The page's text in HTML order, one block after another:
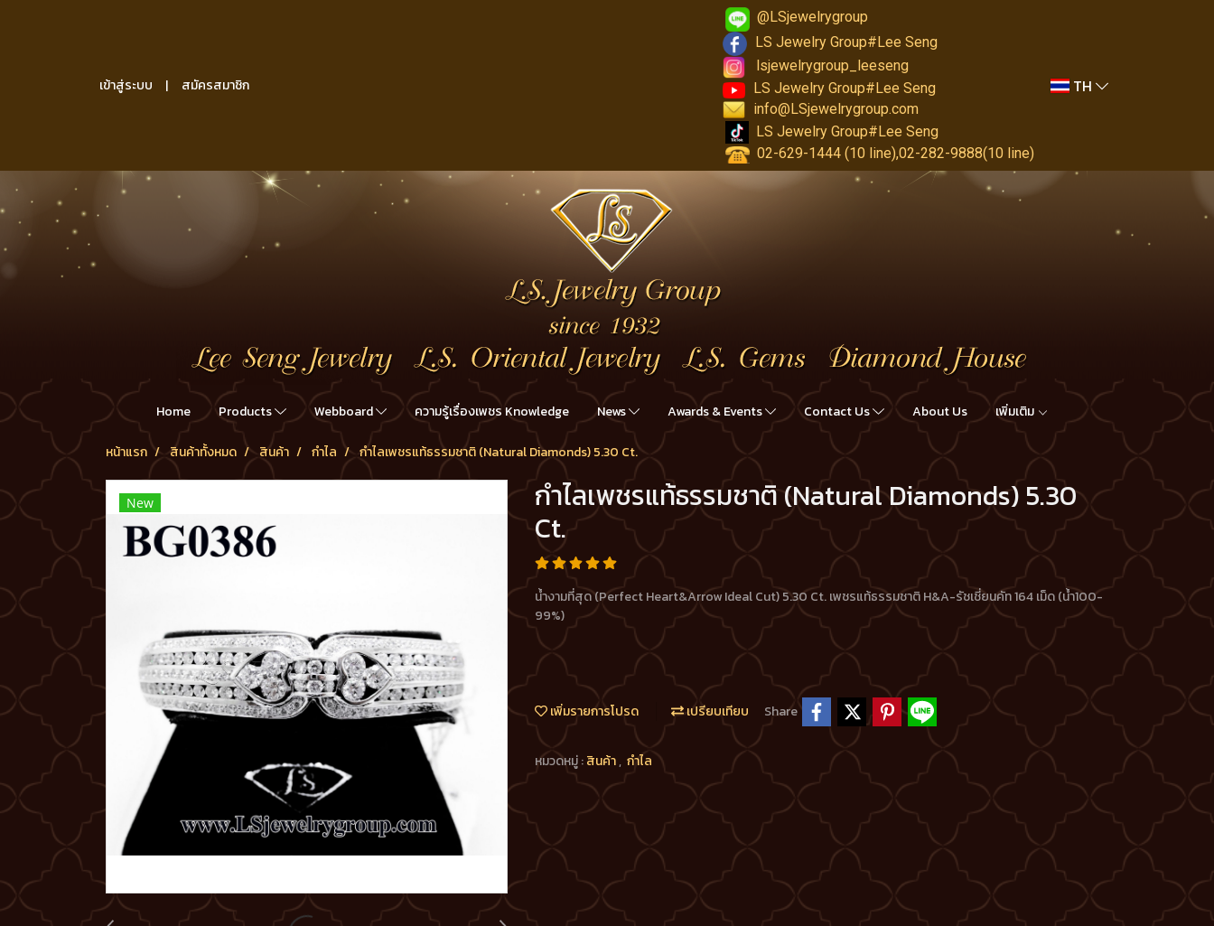
เข้าสู่ระบบ สมัครสมาชิก
@LSjewelrygroup
LS Jewelry Group#Lee Seng
lsjewelrygroup_leeseng
LS Jewelry Group#Lee Seng
info@LSjewelrygroup.com
LS Jewelry Group#Lee Seng
02-629-1444 (10 line),02-282-9888(10 line)
TH
Home Products Webboard ความรู้เรื่องเพชร Knowledge News Awards & Events Contact Us About Us เพิ่มเติม
หน้าแรก สินค้าทั้งหมด สินค้า กำไล กำไลเพชรแท้ธรรมชาติ (Natural Diamonds) 5.30 Ct.
New
กำไลเพชรแท้ธรรมชาติ (Natural Diamonds) 5.30
Ct.
น้ำงามที่สุด (Perfect Heart&Arrow Ideal Cut) 5.30 Ct. เพชรแท้ธรรมชาติ H&A-รัชเชี่ยนคัท 164 เม็ด (น้ำ100-
99%)
เพิ่มรายการโปรด เปรียบเทียบ Share
หมวดหมู่ :สินค้า, กำไล